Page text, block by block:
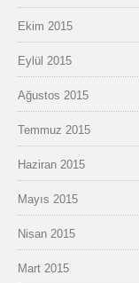
Ekim 2015
Eylül 2015
Ağustos 2015
Temmuz 2015
Haziran 2015
Mayıs 2015
Nisan 2015
Mart 2015